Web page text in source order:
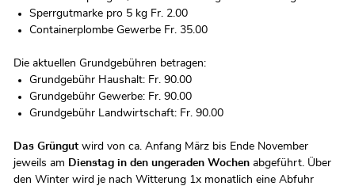
Sperrgutmarke pro 5 kg Fr. 2.00
Containerplombe Gewerbe Fr. 35.00
Die aktuellen Grundgebühren betragen:
Grundgebühr Haushalt: Fr. 90.00
Grundgebühr Gewerbe: Fr. 90.00
Grundgebühr Landwirtschaft: Fr. 90.00
Das Grüngut wird von ca. Anfang März bis Ende November
jeweils am Dienstag in den ungeraden Wochen abgeführt. Über
den Winter wird je nach Witterung 1x monatlich eine Abfuhr